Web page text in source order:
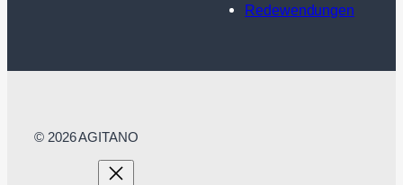
Redewendungen
© 2026 AGITANO